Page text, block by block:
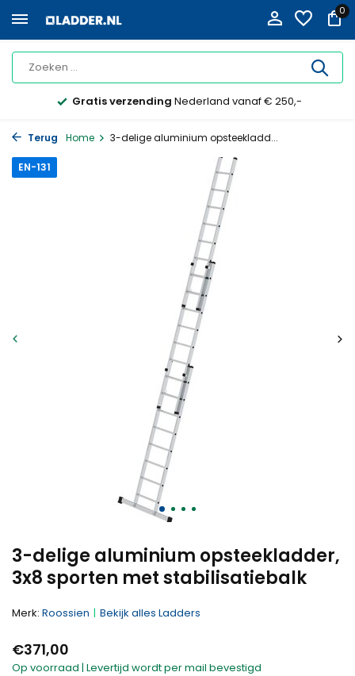
0
Gratis verzending Nederland vanaf € 250,-
Terug Home 3-delige aluminium opsteekladd...
3-delige aluminium opsteekladder,
3x8 sporten met stabilisatiebalk
EN-131
Merk: Roossien Bekijk alles Ladders
€371,00
Op voorraad | Levertijd wordt per mail bevestigd